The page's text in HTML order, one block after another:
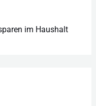
im Haushalt